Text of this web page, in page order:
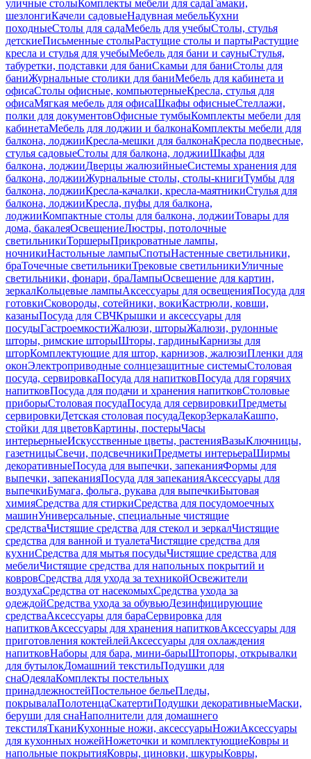
уличные столыКомплекты мебели для садаГамаки,
шезлонгиКачели садовыеНадувная мебельКухни
походныеСтолы для садаМебель для учебыСтолы, стулья
детскиеПисьменные столыРастущие столы и партыРастущие
кресла и стулья для учебыМебель для бани и сауныСтулья,
табуретки, подставки для баниСкамьи для баниСтолы для
баниЖурнальные столики для баниМебель для кабинета и
офисаСтолы офисные, компьютерныеКресла, стулья для
офисаМягкая мебель для офисаШкафы офисныеСтеллажи,
полки для документовОфисные тумбыКомплекты мебели для
кабинетаМебель для лоджии и балконаКомплекты мебели для
балкона, лоджииКресла-мешки для балконаКресла подвесные,
стулья садовыеСтолы для балкона, лоджииШкафы для
балкона, лоджииДверцы жалюзийныеСистемы хранения для
балкона, лоджииЖурнальные столы, столы-книгиТумбы для
балкона, лоджииКресла-качалки, кресла-маятникиСтулья для
балкона, лоджииКресла, пуфы для балкона,
лоджииКомпактные столы для балкона, лоджииТовары для
дома, бакалеяОсвещениеЛюстры, потолочные
светильникиТоршерыПрикроватные лампы,
ночникиНастольные лампыСпотыНастенные светильники,
браТочечные светильникиТрековые светильникиУличные
светильники, фонари, браЛампыОсвещение для картин,
зеркалКольцевые лампыАксессуары для освещенияПосуда для
готовкиСковороды, сотейники, вокиКастрюли, ковши,
казаныПосуда для СВЧКрышки и аксессуары для
посудыГастроемкостиЖалюзи, шторыЖалюзи, рулонные
шторы, римские шторыШторы, гардиныКарнизы для
шторКомплектующие для штор, карнизов, жалюзиПленки для
оконЭлектроприводные солнцезащитные системыСтоловая
посуда, сервировкаПосуда для напитковПосуда для горячих
напитковПосуда для подачи и хранения напитковСтоловые
приборыСтоловая посудаПосуда для сервировкиПредметы
сервировкиДетская столовая посудаДекорЗеркалаКашпо,
стойки для цветовКартины, постерыЧасы
интерьерныеИскусственные цветы, растенияВазыКлючницы,
газетницыСвечи, подсвечникиПредметы интерьераШирмы
декоративныеПосуда для выпечки, запеканияФормы для
выпечки, запеканияПосуда для запеканияАксессуары для
выпечкиБумага, фольга, рукава для выпечкиБытовая
химияСредства для стиркиСредства для посудомоечных
машинУниверсальные, специальные чистящие
средстваЧистящие средства для стекол и зеркалЧистящие
средства для ванной и туалетаЧистящие средства для
кухниСредства для мытья посудыЧистящие средства для
мебелиЧистящие средства для напольных покрытий и
ковровСредства для ухода за техникойОсвежители
воздухаСредства от насекомыхСредства ухода за
одеждойСредства ухода за обувьюДезинфицирующие
средстваАксессуары для бараСервировка для
напитковАксессуары для хранения напитковАксессуары для
приготовления коктейлейАксессуары для охлаждения
напитковНаборы для бара, мини-барыШтопоры, открывалки
для бутылокДомашний текстильПодушки для
снаОдеялаКомплекты постельных
принадлежностейПостельное бельеПледы,
покрывалаПолотенцаСкатертиПодушки декоративныеМаски,
беруши для снаНаполнители для домашнего
текстиляТканиКухонные ножи, аксессуарыНожиАксессуары
для кухонных ножейНожеточки и комплектующиеКовры и
напольные покрытияКовры, циновки, шкурыКовры,